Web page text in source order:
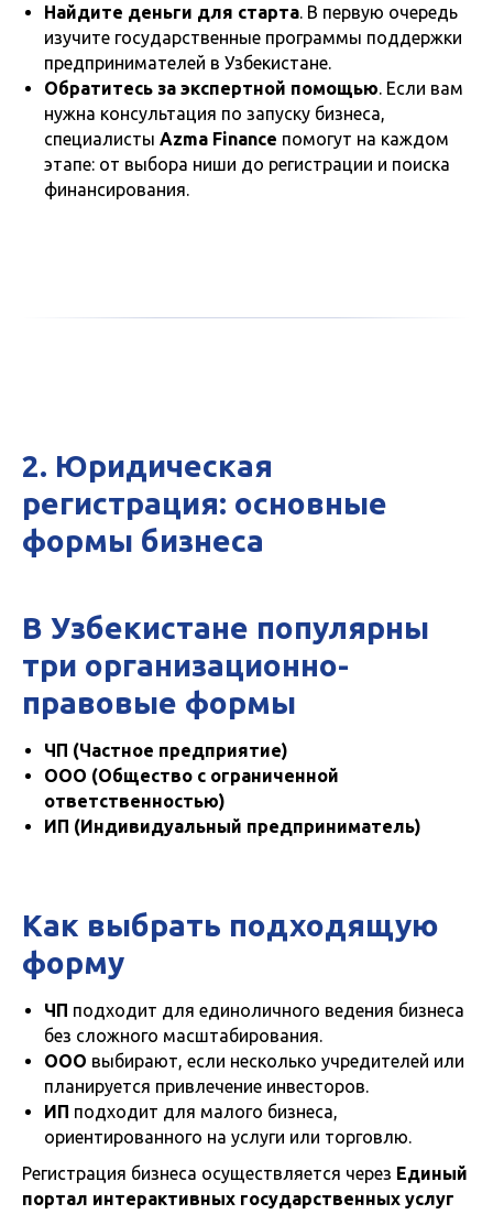
Найдите деньги для старта . В первую очередь
изучите государственные программы поддержки
предпринимателей в Узбекистане.
Обратитесь за экспертной помощью . Если вам
нужна консультация по запуску бизнеса,
специалисты Azma Finance помогут на каждом
этапе: от выбора ниши до регистрации и поиска
финансирования.
2. Юридическая
регистрация: основные
формы бизнеса
В Узбекистане популярны
три организационно-
правовые формы
ЧП (Частное предприятие)
ООО (Общество с ограниченной
ответственностью)
ИП (Индивидуальный предприниматель)
Как выбрать подходящую
форму
ЧП подходит для единоличного ведения бизнеса
без сложного масштабирования.
ООО выбирают, если несколько учредителей или
планируется привлечение инвесторов.
ИП подходит для малого бизнеса,
ориентированного на услуги или торговлю.
Регистрация бизнеса осуществляется через Единый
портал интерактивных государственных услуг